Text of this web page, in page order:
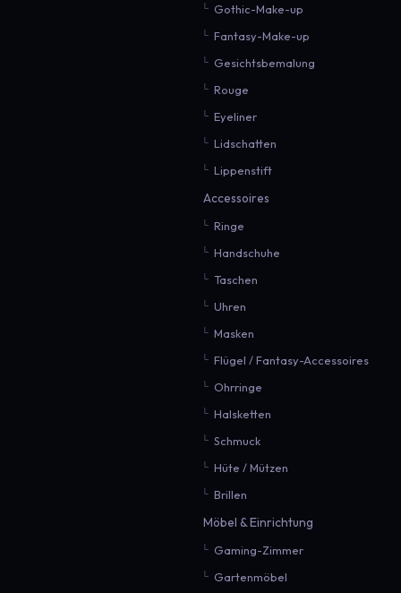
Gothic-Make-up
Fantasy-Make-up
Gesichtsbemalung
Rouge
Eyeliner
Lidschatten
Lippenstift
Accessoires
Ringe
Handschuhe
Taschen
Uhren
Masken
Flügel / Fantasy-Accessoires
Ohrringe
Halsketten
Schmuck
Hüte / Mützen
Brillen
Möbel & Einrichtung
Gaming-Zimmer
Gartenmöbel